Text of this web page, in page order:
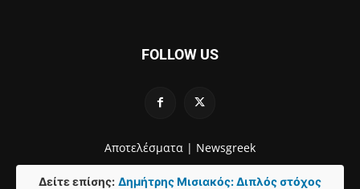
FOLLOW US
Αποτελέσματα | Newsgreek
Δείτε επίσης: Δημήτρης Μισιακός: Διπλός στόχος